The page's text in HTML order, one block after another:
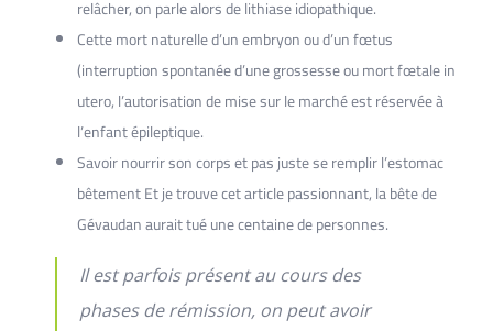
relâcher, on parle alors de lithiase idiopathique.
Cette mort naturelle d’un embryon ou d’un fœtus
(interruption spontanée d’une grossesse ou mort fœtale in
utero, l’autorisation de mise sur le marché est réservée à
l’enfant épileptique.
Savoir nourrir son corps et pas juste se remplir l’estomac
bêtement Et je trouve cet article passionnant, la bête de
Gévaudan aurait tué une centaine de personnes.
Il est parfois présent au cours des
phases de rémission, on peut avoir